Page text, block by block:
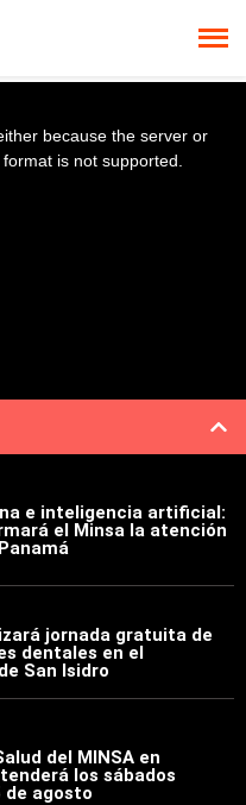
because the server or
is not supported.
e inteligencia artificial:
el Minsa la atención
jornada gratuita de
dentales en el
San Isidro
del MINSA en
los sábados
de agosto